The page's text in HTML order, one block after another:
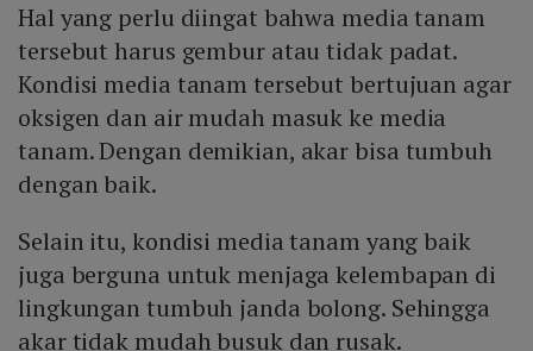
Hal yang perlu diingat bahwa media tanam
tersebut harus gembur atau tidak padat.
Kondisi media tanam tersebut bertujuan agar
oksigen dan air mudah masuk ke media
tanam. Dengan demikian, akar bisa tumbuh
dengan baik.
Selain itu, kondisi media tanam yang baik
juga berguna untuk menjaga kelembapan di
lingkungan tumbuh janda bolong. Sehingga
akar tidak mudah busuk dan rusak.